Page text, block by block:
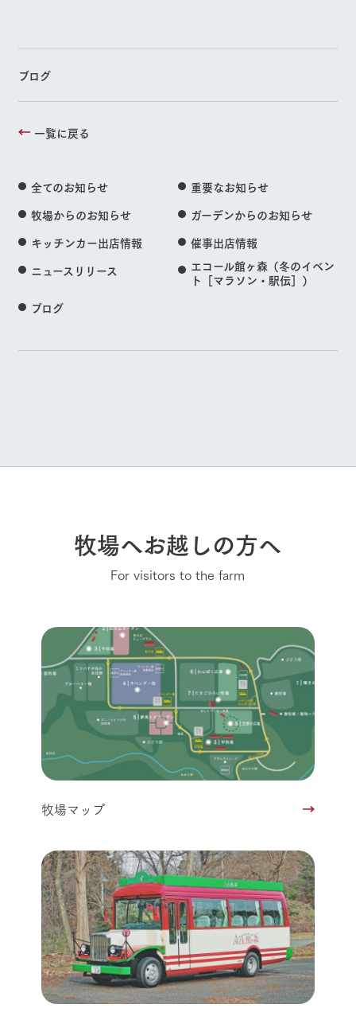
ブログ
一覧に戻る
全てのお知らせ
重要なお知らせ
牧場からのお知らせ
ガーデンからのお知らせ
キッチンカー出店情報
催事出店情報
ニュースリリース
エコール館ヶ森（冬のイベン
ト［マラソン・駅伝］）
ブログ
牧場へお越しの方へ
For visitors to the farm
牧場マップ